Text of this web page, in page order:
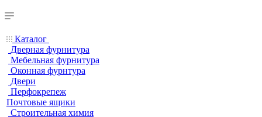
Каталог
Дверная фурнитура
Мебельная фурнитура
Оконная фурнтура
Двери
Перфокрепеж
Почтовые ящики
Строительная химия